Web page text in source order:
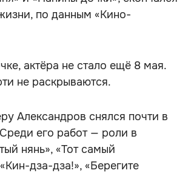
по данным «Кино-
актёра не стало ещё 8 мая.
не раскрываются.
Александров снялся почти в
его работ — роли в
нянь», «Тот самый
дза-дза!», «Берегите